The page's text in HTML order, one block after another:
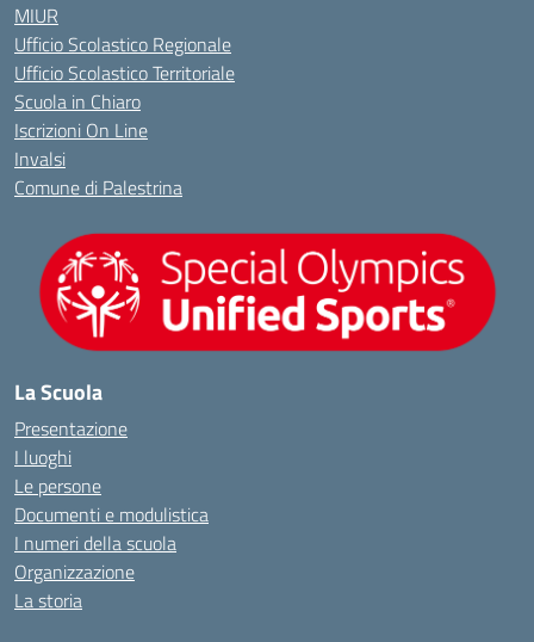
MIUR
Ufficio Scolastico Regionale
Ufficio Scolastico Territoriale
Scuola in Chiaro
Iscrizioni On Line
Invalsi
Comune di Palestrina
La Scuola
Presentazione
I luoghi
Le persone
Documenti e modulistica
I numeri della scuola
Organizzazione
La storia